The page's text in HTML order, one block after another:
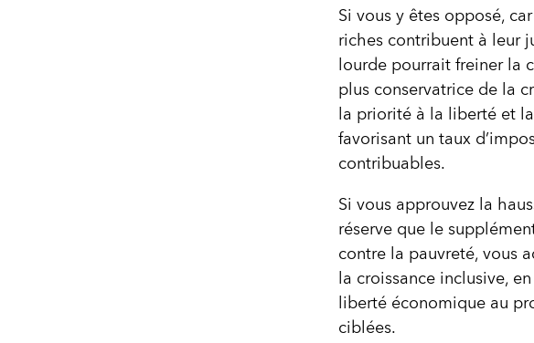
Si vous y êtes opposé,
riches contribuent à leur
lourde pourrait freiner la
plus conservatrice de la
la priorité à la liberté et
favorisant un taux
contribuables.
Si vous approuvez la
réserve que le
contre la pauvreté, vous
la croissance inclusive,
liberté économique au
ciblées.